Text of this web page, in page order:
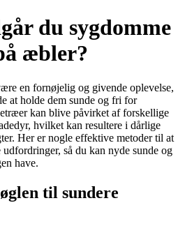
du sygdomme
æbler?
en fornøjelig og givende oplevelse,
at holde dem sunde og fri for
kan blive påvirket af forskellige
hvilket kan resultere i dårlige
Her er nogle effektive metoder til at
så du kan nyde sunde og
have.
til sundere